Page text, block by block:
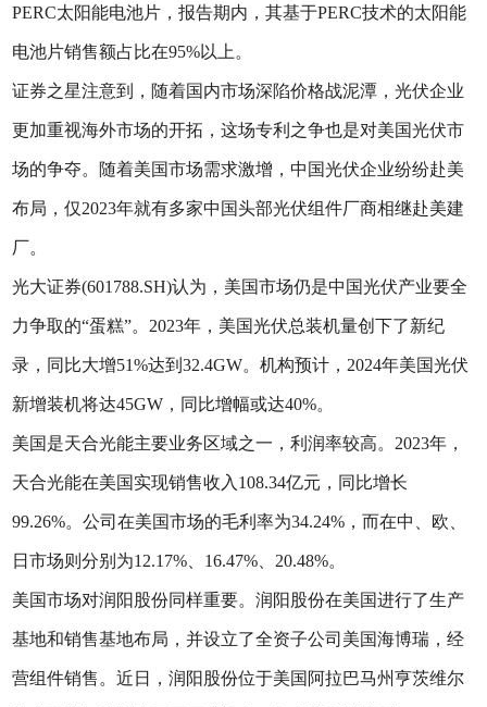
PERC太阳能电池片，报告期内，其基于PERC技术的太阳能
电池片销售额占比在95%以上。
证券之星注意到，随着国内市场深陷价格战泥潭，光伏企业
更加重视海外市场的开拓，这场专利之争也是对美国光伏市
场的争夺。随着美国市场需求激增，中国光伏企业纷纷赴美
布局，仅2023年就有多家中国头部光伏组件厂商相继赴美建
厂。
光大证券(601788.SH)认为，美国市场仍是中国光伏产业要全
力争取的“蛋糕”。2023年，美国光伏总装机量创下了新纪
录，同比大增51%达到32.4GW。机构预计，2024年美国光伏
新增装机将达45GW，同比增幅或达40%。
美国是天合光能主要业务区域之一，利润率较高。2023年，
天合光能在美国实现销售收入108.34亿元，同比增长
99.26%。公司在美国市场的毛利率为34.24%，而在中、欧、
日市场则分别为12.17%、16.47%、20.48%。
美国市场对润阳股份同样重要。润阳股份在美国进行了生产
基地和销售基地布局，并设立了全资子公司美国海博瑞，经
营组件销售。近日，润阳股份位于美国阿拉巴马州亨茨维尔